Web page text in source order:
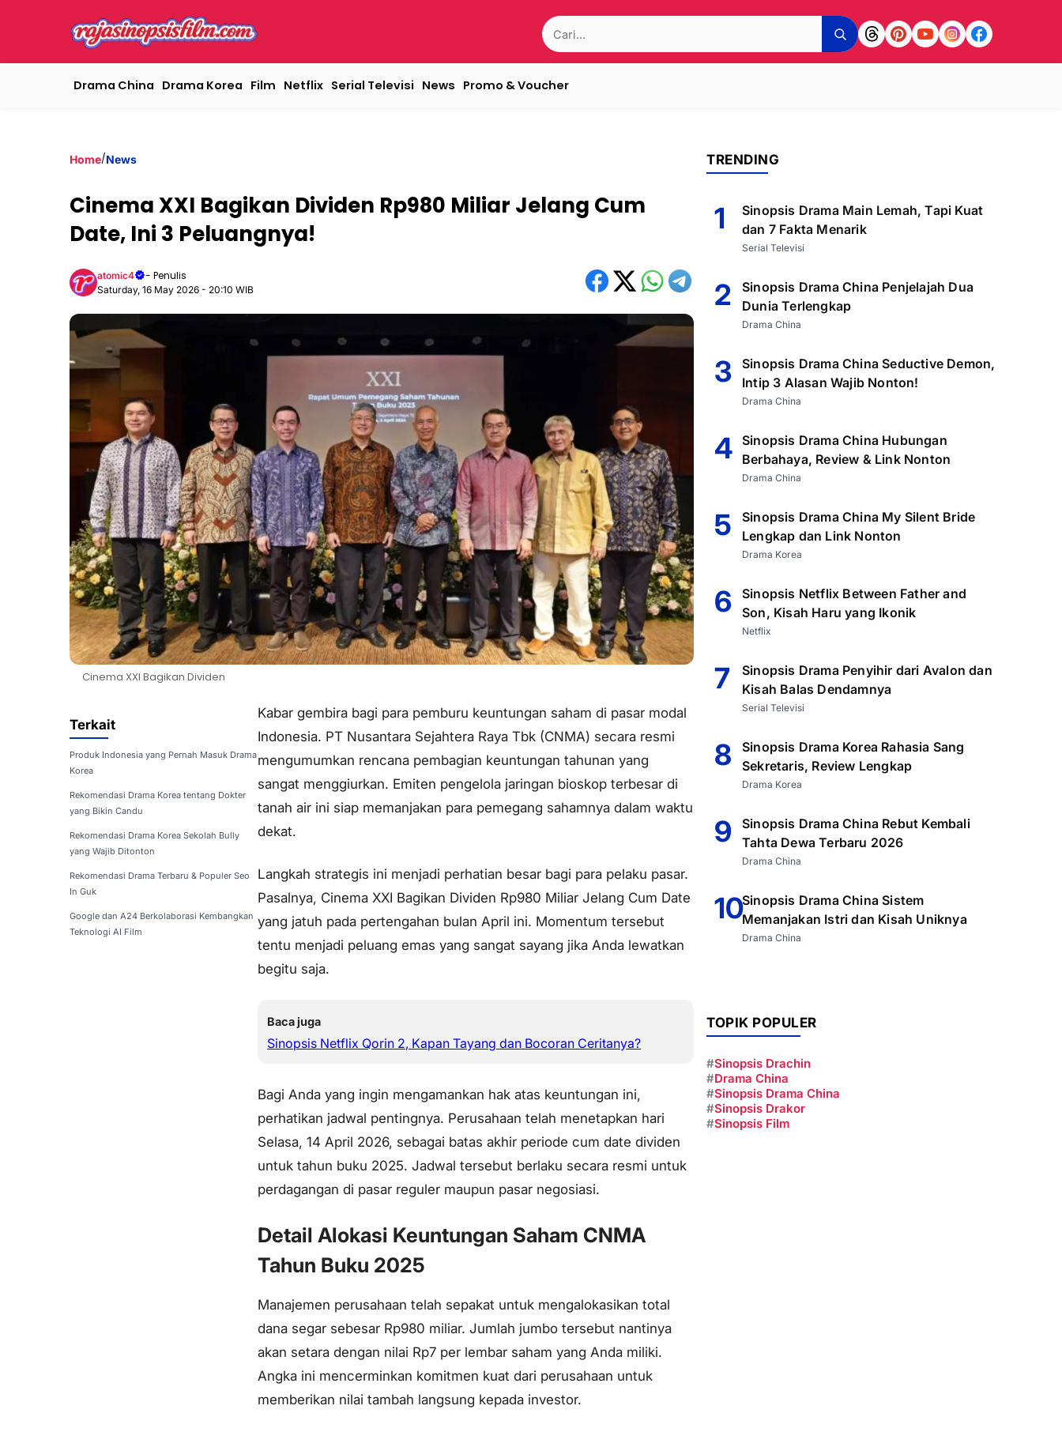
Search
for:
Drama China Drama Korea Film Netflix Serial Televisi News Promo & Voucher
Home/News
Cinema XXI Bagikan Dividen Rp980 Miliar Jelang Cum
Date, Ini 3 Peluangnya!
atomic4 - Penulis
Saturday, 16 May 2026 - 20:10 WIB
Cinema XXI Bagikan Dividen
Terkait
Produk Indonesia yang Pernah Masuk Drama
Korea
Rekomendasi Drama Korea tentang Dokter
yang Bikin Candu
Rekomendasi Drama Korea Sekolah Bully
yang Wajib Ditonton
Rekomendasi Drama Terbaru & Populer Seo
In Guk
Google dan A24 Berkolaborasi Kembangkan
Teknologi AI Film
Kabar gembira bagi para pemburu keuntungan saham di pasar modal
Indonesia. PT Nusantara Sejahtera Raya Tbk (CNMA) secara resmi
mengumumkan rencana pembagian keuntungan tahunan yang
sangat menggiurkan. Emiten pengelola jaringan bioskop terbesar di
tanah air ini siap memanjakan para pemegang sahamnya dalam waktu
dekat.
Langkah strategis ini menjadi perhatian besar bagi para pelaku pasar.
Pasalnya, Cinema XXI Bagikan Dividen Rp980 Miliar Jelang Cum Date
yang jatuh pada pertengahan bulan April ini. Momentum tersebut
tentu menjadi peluang emas yang sangat sayang jika Anda lewatkan
begitu saja.
Baca juga
Sinopsis Netflix Qorin 2, Kapan Tayang dan Bocoran Ceritanya?
Bagi Anda yang ingin mengamankan hak atas keuntungan ini,
perhatikan jadwal pentingnya. Perusahaan telah menetapkan hari
Selasa, 14 April 2026, sebagai batas akhir periodecum date dividen
untuk tahun buku 2025. Jadwal tersebut berlaku secara resmi untuk
perdagangan di pasar reguler maupun pasar negosiasi.
Detail Alokasi Keuntungan Saham CNMA
Tahun Buku 2025
Manajemen perusahaan telah sepakat untuk mengalokasikan total
dana segar sebesar Rp980 miliar. Jumlah jumbo tersebut nantinya
akan setara dengan nilai Rp7 per lembar saham yang Anda miliki.
Angka ini mencerminkan komitmen kuat dari perusahaan untuk
memberikan nilai tambah langsung kepada investor.
TRENDING
1
Sinopsis Drama Main Lemah, Tapi Kuat
dan 7 Fakta Menarik
Serial Televisi
2
Sinopsis Drama China Penjelajah Dua
Dunia Terlengkap
Drama China
3
Sinopsis Drama China Seductive Demon,
Intip 3 Alasan Wajib Nonton!
Drama China
4 Sinopsis Drama China Hubungan
Berbahaya, Review & Link Nonton
Drama China
5
Sinopsis Drama China My Silent Bride
Lengkap dan Link Nonton
Drama Korea
6
Sinopsis Netflix Between Father and
Son, Kisah Haru yang Ikonik
Netflix
7
Sinopsis Drama Penyihir dari Avalon dan
Kisah Balas Dendamnya
Serial Televisi
8
Sinopsis Drama Korea Rahasia Sang
Sekretaris, Review Lengkap
Drama Korea
9
Sinopsis Drama China Rebut Kembali
Tahta Dewa Terbaru 2026
Drama China
10Sinopsis Drama China Sistem
Memanjakan Istri dan Kisah Uniknya
Drama China
TOPIK POPULER
#Sinopsis Drachin
#Drama China
#Sinopsis Drama China
#Sinopsis Drakor
#Sinopsis Film